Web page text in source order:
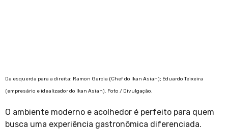
Da esquerda para a direita: Ramon Garcia (Chef do Ikan Asian); Eduardo Teixeira
(empresário e idealizador do Ikan Asian). Foto / Divulgação.
O ambiente moderno e acolhedor é perfeito para quem
busca uma experiência gastronômica diferenciada.